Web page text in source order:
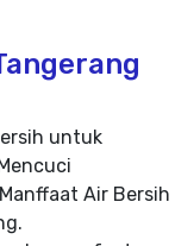
untuk
Air Bersih